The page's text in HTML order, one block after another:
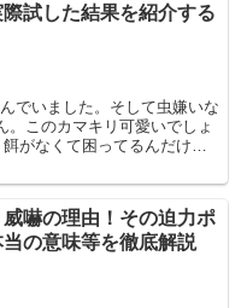
試した結果を紹介する
でいました。そして虫嫌いな
このカマキリ可愛いでしょ
がなくて困ってるんだけ
威嚇の理由！その迫力ポ
の意味等を徹底解説